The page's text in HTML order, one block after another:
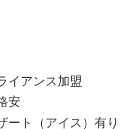
イアンス加盟
安
ート（アイス）有り